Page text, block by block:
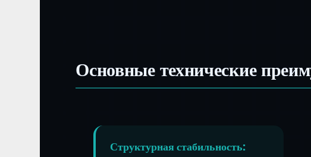
Основные технические
Структурная стабильность: